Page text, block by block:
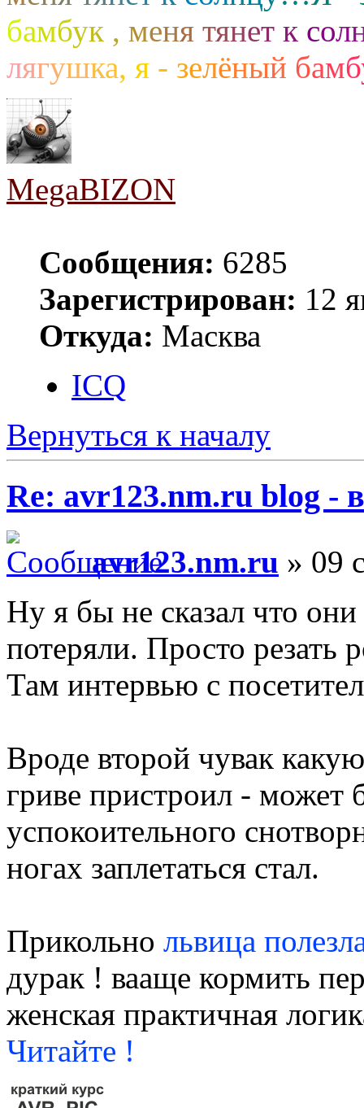
бамбук , меня тянет к сол
лягушка, я - зелёный бамб
MegaBIZON
Сообщения: 6285
Зарегистрирован: 12
Откуда: Масква
ICQ
Вернуться к началу
Re: avr123.nm.ru blog -
avr123.nm.ru » 09
Ну я бы не сказал что
потеряли. Просто резать
Там интервью с
Вроде второй чувак
гриве пристроил - может
успокоительного
ногах заплетаться стал.
Прикольно львица
дурак ! вааще кормить
женская практичная
Читайте !